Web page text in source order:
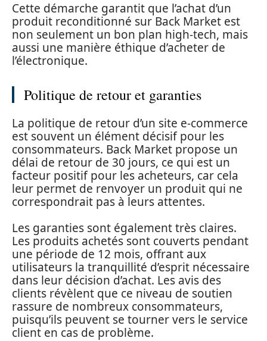
Cette démarche garantit que l’achat d’un
produit reconditionné sur Back Market est
non seulement un bon plan high-tech, mais
aussi une manière éthique d’acheter de
l’électronique.
Politique de retour et garanties
La politique de retour d’un site e-commerce
est souvent un élément décisif pour les
consommateurs. Back Market propose un
délai de retour de 30 jours, ce qui est un
facteur positif pour les acheteurs, car cela
leur permet de renvoyer un produit qui ne
correspondrait pas à leurs attentes.
Les garanties sont également très claires.
Les produits achetés sont couverts pendant
une période de 12 mois, offrant aux
utilisateurs la tranquillité d’esprit nécessaire
dans leur décision d’achat. Les avis des
clients révèlent que ce niveau de soutien
rassure de nombreux consommateurs,
puisqu’ils peuvent se tourner vers le service
client en cas de problème.